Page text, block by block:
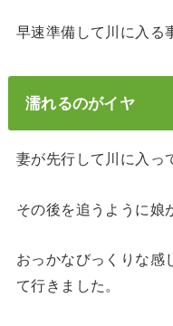
早速準備して川に入る
濡れるのがイヤ
妻が先行して川に入っ
その後を追うように娘
おっかなびっくりな感
て行きました。